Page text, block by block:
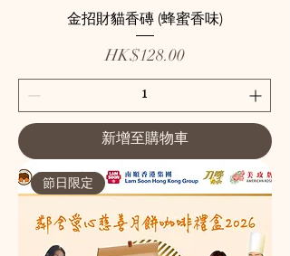
金招財貓香磚 (蜂蜜香味)
價格
HK$128.00
新增至購物車
節日限定